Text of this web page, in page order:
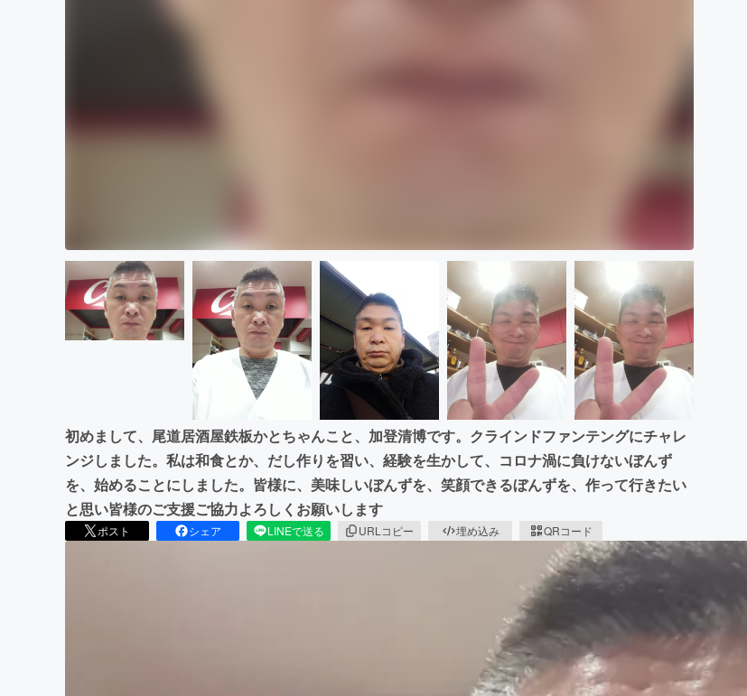
初めまして、尾道居酒屋鉄板かとちゃんこと、加登清博です。クラインドファンテングにチャレ
ンジしました。私は和食とか、だし作りを習い、経験を生かして、コロナ渦に負けないぼんず
を、始めることにしました。皆様に、美味しいぼんずを、笑顔できるぼんずを、作って行きたい
と思い皆様のご支援ご協力よろしくお願いします
ポスト シェア LINEで送る URLコピー 埋め込み QRコード